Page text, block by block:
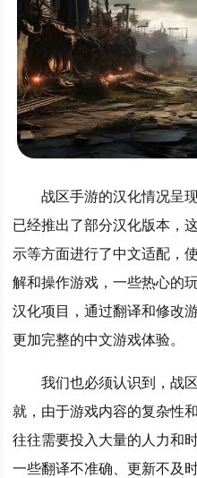
战区手游的汉化情况呈
已经推出了部分汉化版本，
示等方面进行了中文适配，
解和操作游戏，一些热心的
汉化项目，通过翻译和修改
更加完整的中文游戏体验。
我们也必须认识到，战
就，由于游戏内容的复杂性
往往需要投入大量的人力和
一些翻译不准确、更新不及